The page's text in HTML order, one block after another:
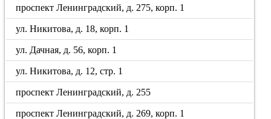
проспект Ленинградский, д. 275, корп. 1
ул. Никитова, д. 18, корп. 1
ул. Дачная, д. 56, корп. 1
ул. Никитова, д. 12, стр. 1
проспект Ленинградский, д. 255
проспект Ленинградский, д. 269, корп. 1